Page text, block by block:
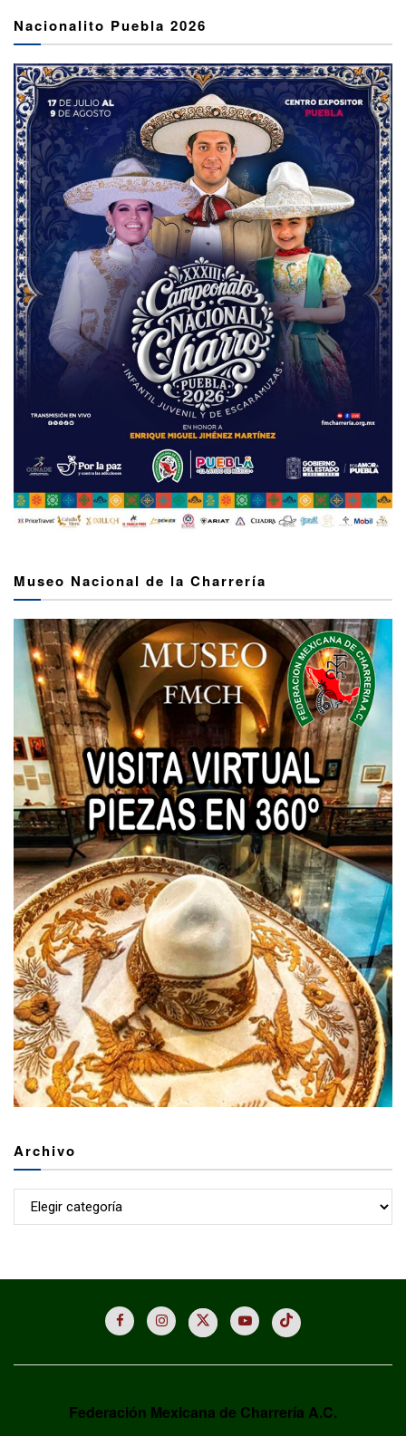
Nacionalito Puebla 2026
Museo Nacional de la Charrería
Archivo
Archivo
Federación Mexicana de Charrería A.C.